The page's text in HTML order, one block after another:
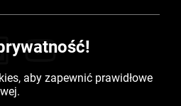
aby zapewnić prawidłowe